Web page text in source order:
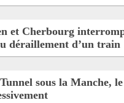
et Cherbourg
déraillement d’un train
sous la Manche,